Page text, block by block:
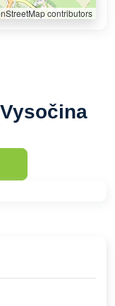
contributors